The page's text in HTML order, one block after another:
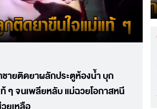
ายติดยาผลักประตูห้องน้ำ บุก
ๆ จนเพลียหลับ แม่ฉวยโอกาสหนี